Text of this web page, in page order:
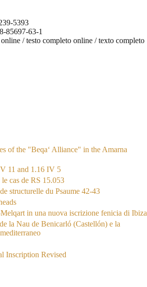
5393
85697-63-1
/ testo completo online / texto completo
of the "Beqa‘ Alliance" in the Amarna
11 and 1.16 IV 5
cas de RS 15.053
structurelle du Psaume 42-43
in una nuova iscrizione fenicia di Ibiza
la Nau de Benicarló (Castellón) e la
Inscription Revised